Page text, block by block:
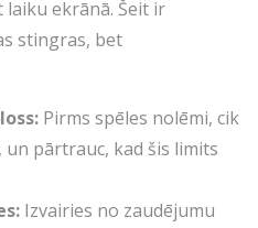
laiku ekrānā. Šeit ir
stingras, bet
Pirms spēles nolēmi, cik
un pārtrauc, kad šis limits
Izvairies no zaudējumu